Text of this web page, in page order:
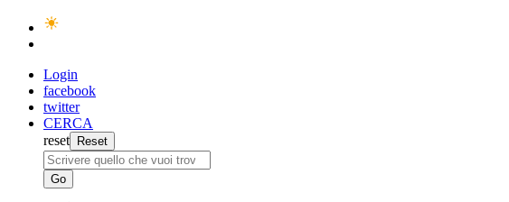
Login
facebook
twitter
CERCA
reset